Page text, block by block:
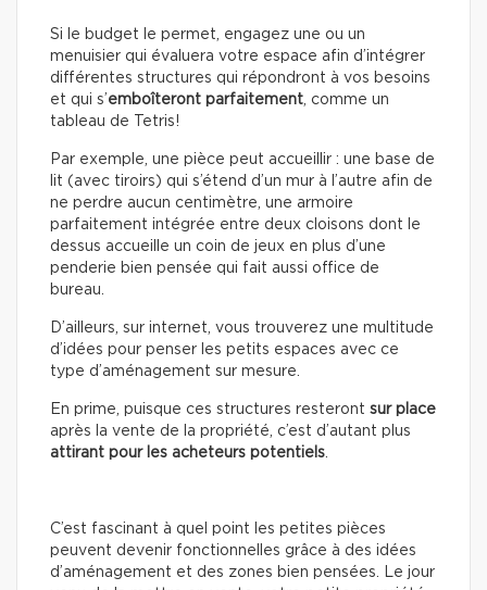
Si le budget le permet, engagez une ou un
menuisier qui évaluera votre espace afin d’intégrer
différentes structures qui répondront à vos besoins
et qui s’emboîteront parfaitement, comme un
tableau de Tetris!
Par exemple, une pièce peut accueillir : une base de
lit (avec tiroirs) qui s’étend d’un mur à l’autre afin de
ne perdre aucun centimètre, une armoire
parfaitement intégrée entre deux cloisons dont le
dessus accueille un coin de jeux en plus d’une
penderie bien pensée qui fait aussi office de
bureau.
D’ailleurs, sur internet, vous trouverez une multitude
d’idées pour penser les petits espaces avec ce
type d’aménagement sur mesure.
En prime, puisque ces structures resteront sur place
après la vente de la propriété, c’est d’autant plus
attirant pour les acheteurs potentiels.
C’est fascinant à quel point les petites pièces
peuvent devenir fonctionnelles grâce à des idées
d’aménagement et des zones bien pensées. Le jour